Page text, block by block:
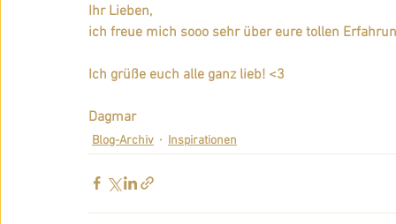
Ihr Lieben,
ich freue mich sooo sehr über eure tollen
Ich grüße euch alle ganz lieb! <3
Dagmar
Blog-Archiv Inspirationen